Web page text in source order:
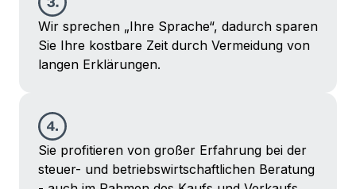
Wir sprechen „Ihre Sprache“, dadurch sparen
Sie Ihre kostbare Zeit durch Vermeidung von
langen Erklärungen.
Sie profitieren von großer Erfahrung bei der
steuer- und betriebs­wirtschaftlichen Beratung